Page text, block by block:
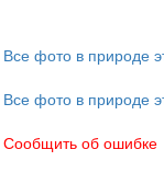
Все фото в природе
Все фото в природе
Сообщить об ошибке